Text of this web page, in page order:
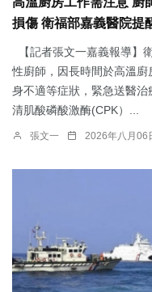
損傷 衛福部嘉義醫院提
【記者張文一嘉義報導】
性廚師，因長時間於高溫
身不適等症狀，緊急送醫
清肌酸磷酸激酶(CPK）...
張文一 2026年八月06